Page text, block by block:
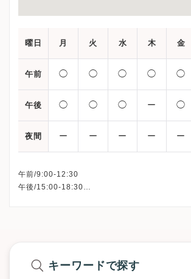
曜日 月 火 水 木 金
午前 ◯ ◯ ◯ ◯ ◯
午後 ◯ ◯ ◯ ー ◯
夜間 ー ー ー ー ー
午前/9:00-12:30
午後/15:00-18:30
キーワードで探す